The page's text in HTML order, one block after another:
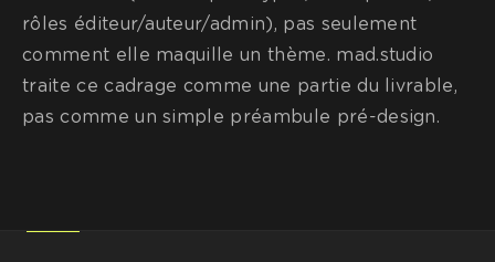
rôles éditeur/auteur/admin), pas seulement
comment elle maquille un thème. mad.studio
traite ce cadrage comme une partie du livrable,
pas comme un simple préambule pré-design.